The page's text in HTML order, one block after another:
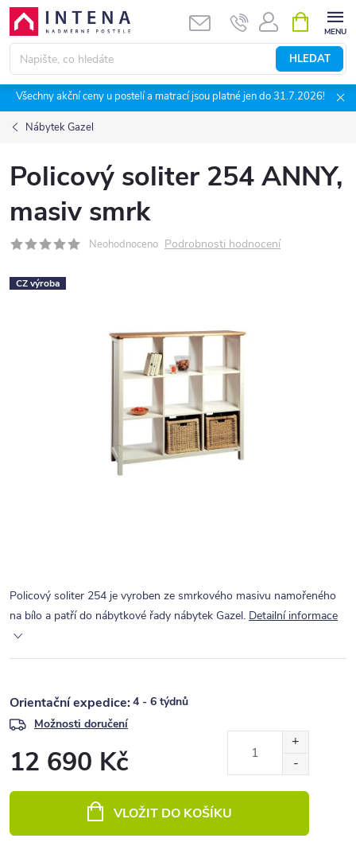
Přejít
obsah
HLEDAT
NÁKUPNÍ
KOŠÍK
Všechny akční ceny u postelí a matrací jsou platné jen do 31.7.2026!
Nábytek Gazel
Policový soliter 254 ANNY,
masiv smrk
Neohodnoceno Podrobnosti hodnocení
CZ výroba
Policový soliter 254 je vyroben ze smrkového masivu namořeného
na bílo a patří do nábytkové řady nábytek Gazel. Detailní informace
4 - 6 týdnů
Možnosti doručení
12 690 Kč
VLOŽIT DO KOŠÍKU